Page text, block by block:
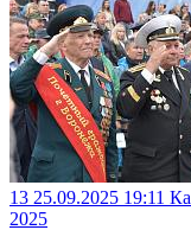
13 25.09.2025 19:11
2025